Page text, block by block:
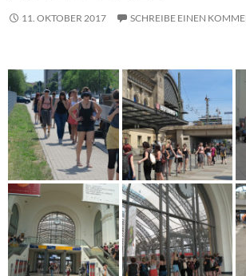
11. OKTOBER 2017 SCHREIBE EINEN